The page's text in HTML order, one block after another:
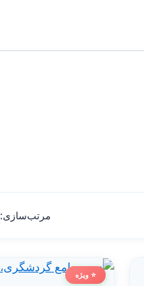
مرتب‌سازی:
⭐ ویژه